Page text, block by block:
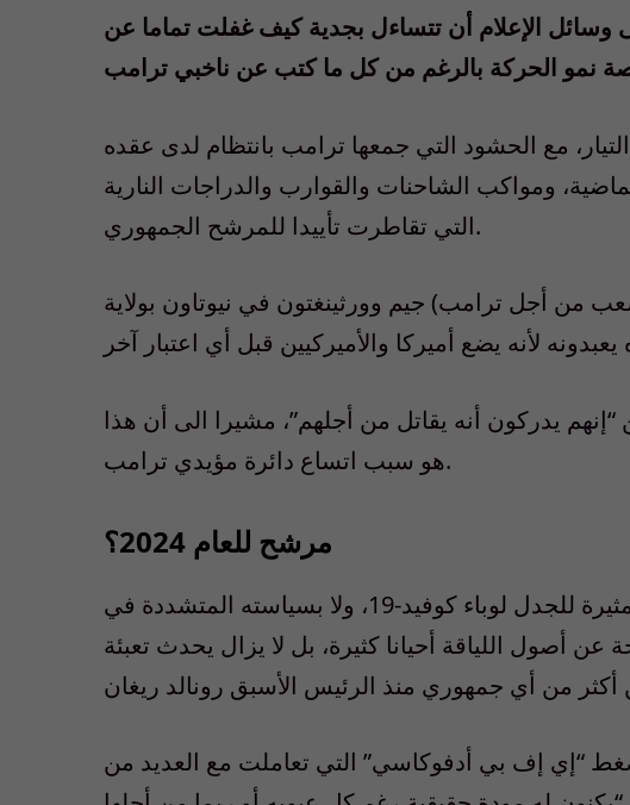
وسائل الإعلام أن تتساءل بجدية كيف غفلت تماما عن
مع الحشود التي جمعها ترامب بانتظام لدى عقده
ومواكب الشاحنات والقوارب والدراجات النارية
التي تقاطرت تأييدا للمرشح الجمهوري.
من أجل ترامب) جيم وورثينغتون في نيوتاون بولاية
“إنهم يدركون أنه يقاتل من أجلهم”، مشيرا الى أن هذا
هو سبب اتساع دائرة مؤيدي ترامب.
مرشح للعام 2024؟
لم تتأثر شعبية رجل الأعمال السابق بإدارته المثيرة للجدل لوباء كوفيد-19، ولا بسياسته المتشددة في
عن أصول اللياقة أحيانا كثيرة، بل لا يزال يحدث تعبئة
“إي إف بي أدفوكاسي” التي تعاملت مع العديد من